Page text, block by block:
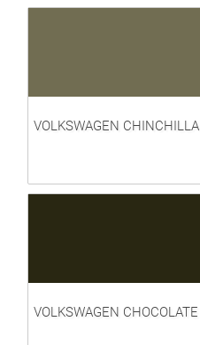
VOLKSWAGEN CHINCHILLA
VOLKSWAGEN CHOCOLATE